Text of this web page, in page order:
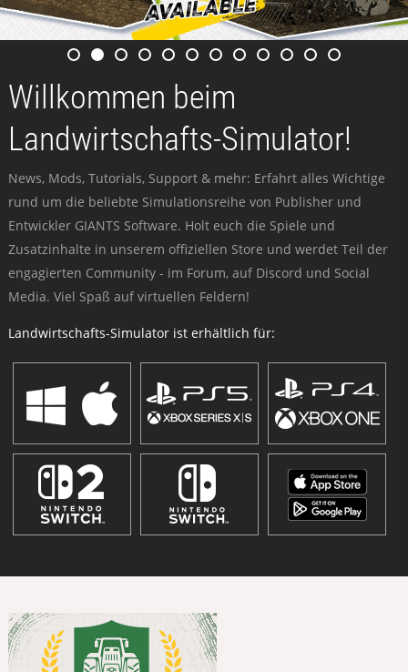
Willkommen beim
Landwirtschafts-Simulator!
News, Mods, Tutorials, Support & mehr: Erfahrt alles Wichtige
rund um die beliebte Simulationsreihe von Publisher und
Entwickler GIANTS Software. Holt euch die Spiele und
Zusatzinhalte in unserem offiziellen Store und werdet Teil der
engagierten Community - im Forum, auf Discord und Social
Media. Viel Spaß auf virtuellen Feldern!
Landwirtschafts-Simulator ist erhältlich für: